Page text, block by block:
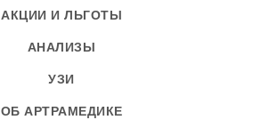
АКЦИИ И ЛЬГОТЫ
АНАЛИЗЫ
УЗИ
ОБ АРТРАМЕДИКЕ